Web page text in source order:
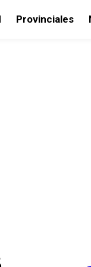
Provinciales